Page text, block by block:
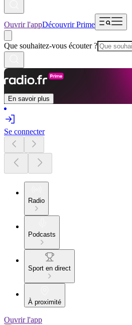
Ouvrir l'appDécouvrir Prime
Que souhaitez-vous écouter ?
En savoir plus
Se connecter
Radio
Podcasts
Sport en direct
À proximité
Ouvrir l'app